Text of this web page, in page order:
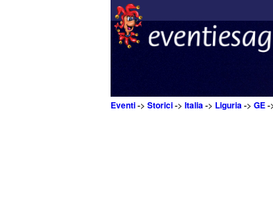
Eventi-> Storici-> Italia-> Liguria-> GE-